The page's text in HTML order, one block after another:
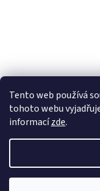
Tento web používá
tohoto webu
informacízde.
Copyright 2026